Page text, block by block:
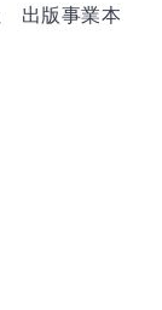
出版事業本